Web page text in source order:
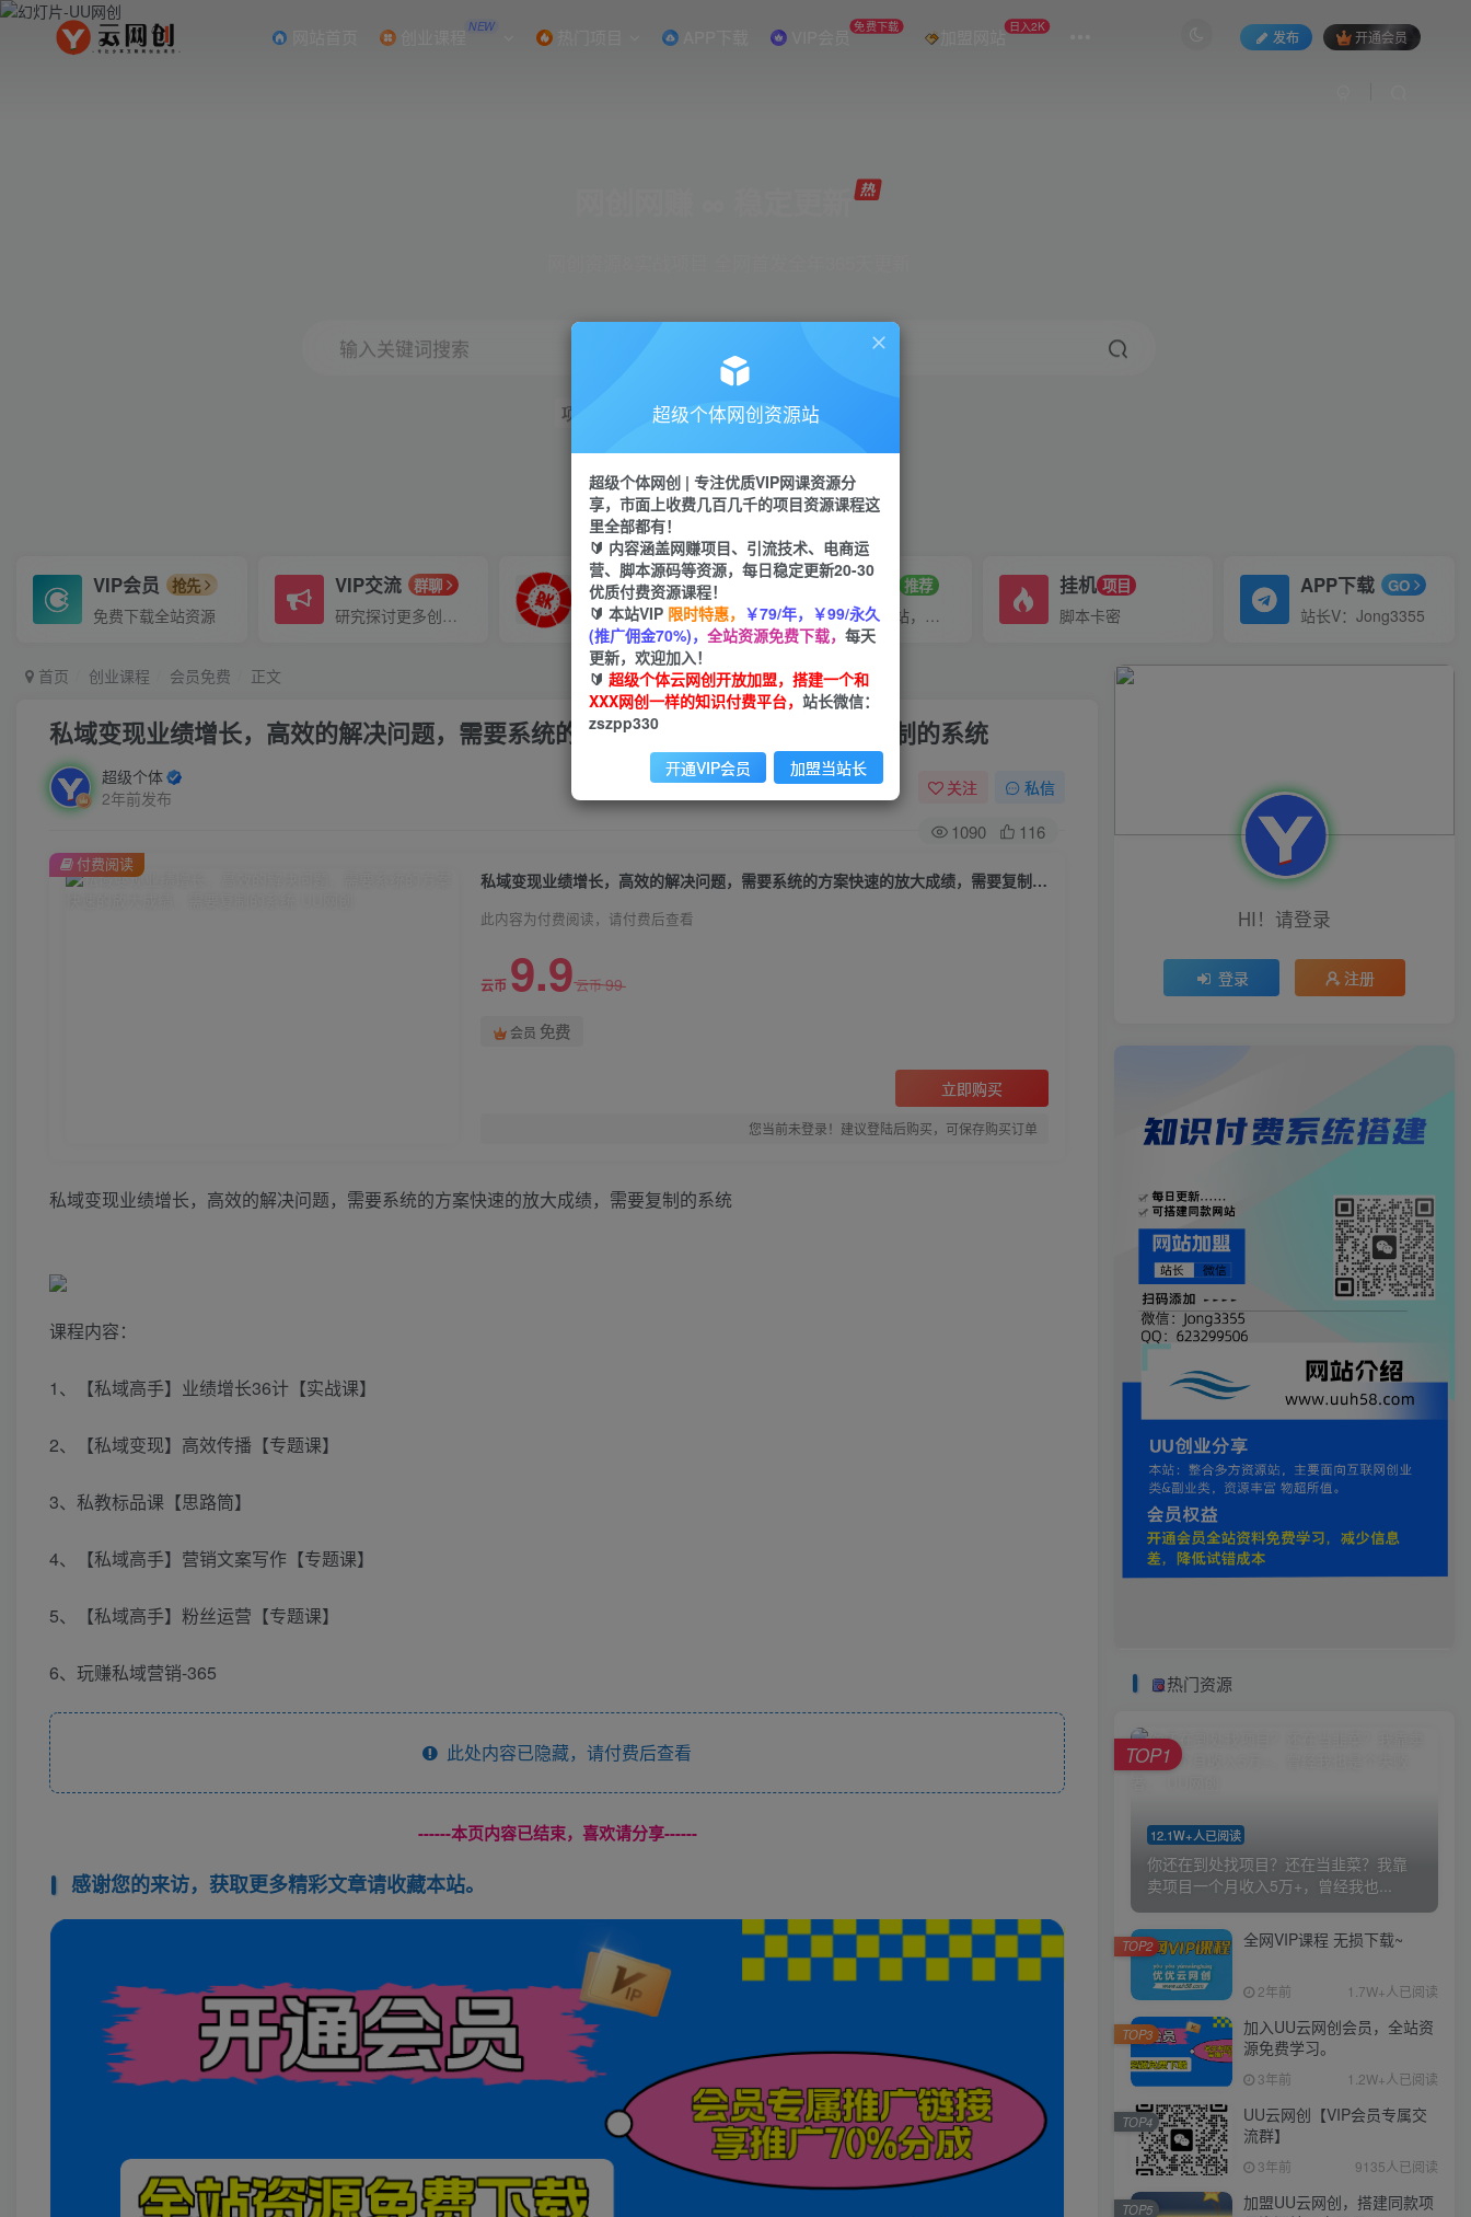
创业课程 NEW 热门项目 APP下载 VIP会员 免费下载 加盟网站 日入2K
发布 开通会员
输入关键词搜索
项目 引流 短视频 小红书
VIP会员 抢先
免费下载全站资源
VIP交流 群聊
研究探讨更多创业项目路子。
VIP推广
70%分佣
会员专属推广链接
招募站长 推荐
搭建同款网站，自己当老板
挂机 项目
脚本卡密
APP下载 GO
站长V：Jong3355
首页 创业课程 会员免费 正文
私域变现业绩增长，高效的解决问题，需要系统的方案快速的放大成绩，需要复制的系统
超级个体
2年前发布
关注 私信
1090 116
私域变现业绩增长，高效的解决问题，需要系统的方案快速的放大成绩，需要复制的系统
此内容为付费阅读，请付费后查看
云币 9.9云币99
会员 免费
立即购买
您当前未登录！建议登陆后购买，可保存购买订单
付费阅读
私域变现业绩增长，高效的解决问题，需要系统的方案快速的放大成绩，需要复制的系统
课程内容：
1、【私域高手】业绩增长36计【实战课】
2、【私域变现】高效传播【专题课】
3、私教标品课【思路筒】
4、【私域高手】营销文案写作【专题课】
5、【私域高手】粉丝运营【专题课】
6、玩赚私域营销-365
此处内容已隐藏，请付费后查看
------本页内容已结束，喜欢请分享------
感谢您的来访，获取更多精彩文章请收藏本站。
HI！请登录
登录 注册
热门资源
12.1W+人已阅读
你还在到处找项目？还在当韭菜？我靠
卖项目一个月收入5万+，曾经我也...
TOP1
全网VIP课程 无损下载~
2年前 1.7W+人已阅读
TOP2
加入UU云网创会员，全站资
源免费学习。
3年前 1.2W+人已阅读
TOP3
UU云网创【VIP会员专属交
流群】
3年前 9135人已阅读
TOP4
加盟UU云网创，搭建同款项
TOP5
超级个体网创资源站
超级个体网创 | 专注优质VIP网课资源分
享，市面上收费几百几千的项目资源课程这
里全部都有！
🔰 内容涵盖网赚项目、引流技术、电商运
营、脚本源码等资源，每日稳定更新20-30
优质付费资源课程！
🔰 本站VIP 限时特惠， ￥79/年，￥99/永久
(推广佣金70%)， 全站资源免费下载， 每天
更新，欢迎加入！
🔰 超级个体云网创开放加盟，搭建一个和
XXX网创一样的知识付费平台， 站长微信：
zszpp330
开通VIP会员 加盟当站长